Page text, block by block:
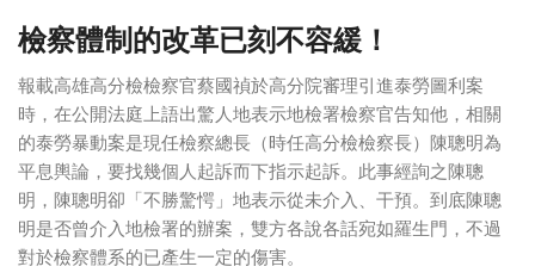
檢察體制的改革已刻不容緩！
報載高雄高分檢檢察官蔡國禎於高分院審理引進泰勞圖利案
時，在公開法庭上語出驚人地表示地檢署檢察官告知他，相關
的泰勞暴動案是現任檢察總長（時任高分檢檢察長）陳聰明為
平息輿論，要找幾個人起訴而下指示起訴。此事經詢之陳聰
明，陳聰明卻「不勝驚愕」地表示從未介入、干預。到底陳聰
明是否曾介入地檢署的辦案，雙方各說各話宛如羅生門，不過
對於檢察體系的已產生一定的傷害。